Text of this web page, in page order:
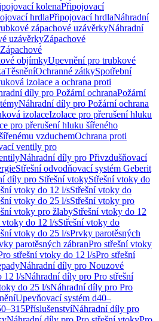
kolenaPřipojovací
hrdlaPřipojovací hrdlaNáhradní
zápachové uzávěrkyNáhradní
uzávěrkyZápachové
objímkyUpevnění pro trubkové
TěsněníOchranné zátkySpotřební
izolace a ochrana proti
díly pro Požární ochranaPožární
Náhradní díly pro Požární ochrana
izolaceIzolace pro přerušení hluku
pro přerušení hluku šířeného
vzduchemOchrana proti
ventily pro
Náhradní díly pro Přivzdušňovací
Střešní odvodňovací systém Geberit
díly pro Střešní vtokyStřešní vtoky do
vtoky do 12 l/sStřešní vtoky do
vtoky do 25 l/sStřešní vtoky pro
vtoky pro žlabyStřešní vtoky do 12
do 12 l/sStřešní vtoky do
vtoky do 25 l/sPrvky parotěsných
parotěsných zábranPro střešní vtoky
střešní vtoky do 12 l/sPro střešní
Náhradní díly pro Nouzové
12 l/sNáhradní díly pro Pro střešní
do 25 l/sNáhradní díly pro Pro
Upevňovací systém d40–
PříslušenstvíNáhradní díly pro